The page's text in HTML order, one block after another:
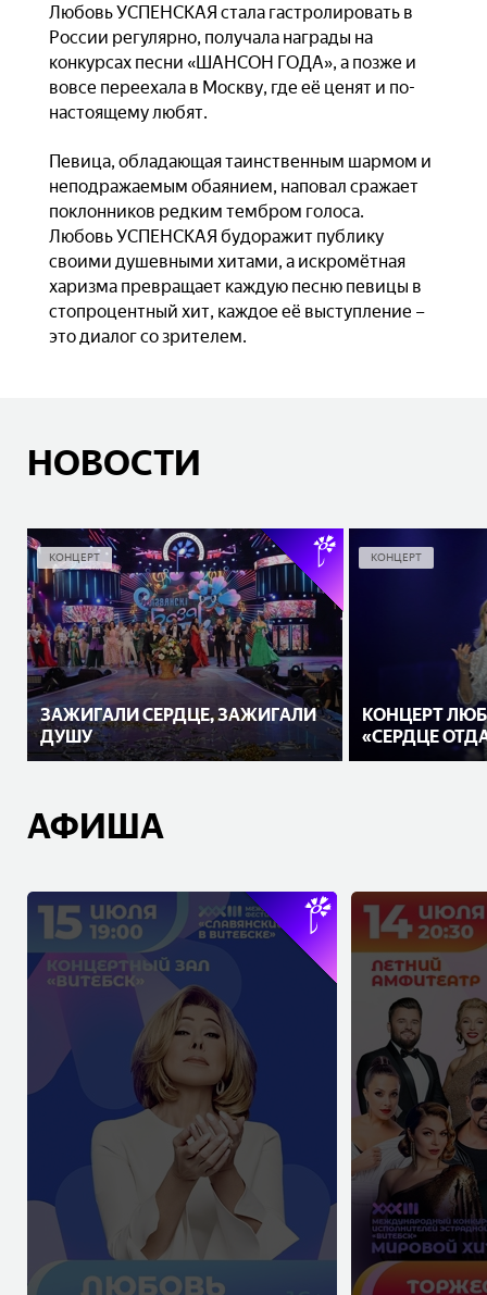
Любовь УСПЕНСКАЯ стала гастролировать в
России регулярно, получала награды на
конкурсах песни «ШАНСОН ГОДА», а позже и
вовсе переехала в Москву, где её ценят и по-
настоящему любят.
Певица, обладающая таинственным шармом и
неподражаемым обаянием, наповал сражает
поклонников редким тембром голоса.
Любовь УСПЕНСКАЯ будоражит публику
своими душевными хитами, а искромётная
харизма превращает каждую песню певицы в
стопроцентный хит, каждое её выступление –
это диалог со зрителем.
НОВОСТИ
КОНЦЕРТ
ЗАЖИГАЛИ СЕРДЦЕ, ЗАЖИГАЛИ
ДУШУ
КОНЦЕРТ
КОНЦЕРТ
«СЕРДЦЕ
АФИША